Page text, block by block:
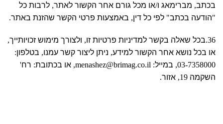
בכתב, מברימאג ו/או מכל גורם אחר הקשור לאתר, לרבות כל
"הודעה בכתב" לפי כל דין, באמצעות פרטי הקשר שהזנת באתר.
36. בכל שאלה בקשר למדיניות פרטיות זו, ולצורך מימוש זכויותייך,
או בכל נושא אחר הקשור למידע, ניתן ליצור קשר עמנו, בטלפון:
03-7358000, במייל: menashez@brimag.co.il, או בכתובת: רח'
השקמה 19, אזור.